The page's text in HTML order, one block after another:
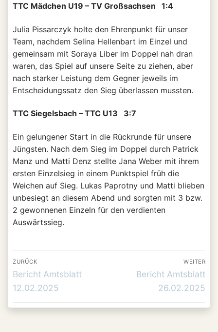
TTC Mädchen U19 – TV Großsachsen 1:4
Julia Pissarczyk holte den Ehrenpunkt für unser
Team, nachdem Selina Hellenbart im Einzel und
gemeinsam mit Soraya Liber im Doppel nah dran
waren, das Spiel auf unsere Seite zu ziehen, aber
nach starker Leistung dem Gegner jeweils im
Entscheidungssatz den Sieg überlassen mussten.
TTC Siegelsbach – TTC U13 3:7
Ein gelungener Start in die Rückrunde für unsere
Jüngsten. Nach dem Sieg im Doppel durch Patrick
Manz und Matti Denz stellte Jana Weber mit ihrem
ersten Einzelsieg in einem Punktspiel früh die
Weichen auf Sieg. Lukas Paprotny und Matti blieben
unbesiegt an diesem Abend und sorgten mit 3 bzw.
2 gewonnenen Einzeln für den verdienten
Auswärtssieg.
Beitrags-
Navigation
ZURÜCK
Vorheriger
Beitrag:
Bericht Amtsblatt
12.02.2025
WEITER
Nächster
Beitrag:
Bericht Amtsblatt
26.02.2025